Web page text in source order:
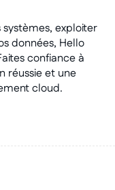
exploiter
données, Hello
confiance à
réussie et une
cloud.